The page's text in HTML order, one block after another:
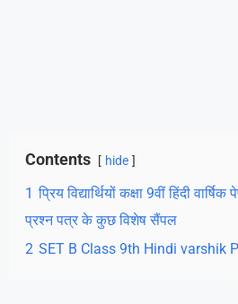
Contents hide
1 प्रिय विद्यार्थियों कक्षा 9वीं हिंदी
प्रश्न पत्र के कुछ विशेष सैंपल
2 SET B Class 9th Hindi varshik